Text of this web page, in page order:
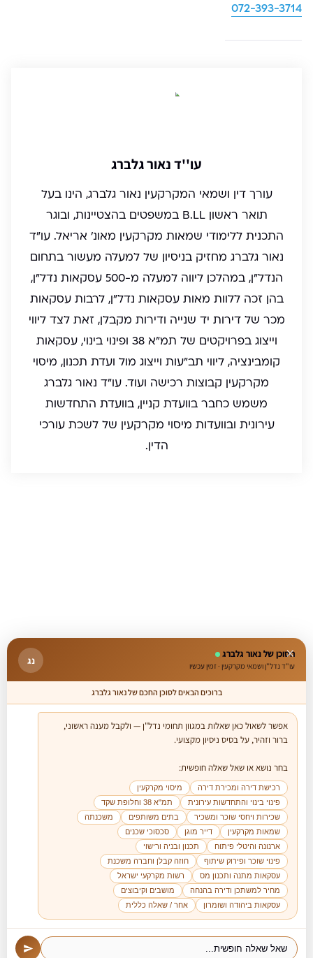
נג ×
הסוכן של נאור גלברג
עו"ד נדל"ן ושמאי מקרקעין · זמין עכשיו
ברוכים הבאים לסוכן החכם של נאור גלברג
בחר נושא או שאל שאלה חופשית:
רכישת דירה ומכירת דירה
מיסוי מקרקעין
פינוי בינוי והתחדשות עירונית
תמ"א 38 וחלופת שקד
שכירות ויחסי שוכר ומשכיר
בתים משותפים
משכנתה
שמאות מקרקעין
דייר מוגן
סכסוכי שכנים
ארנונה והיטלי פיתוח
תכנון ובניה ורישוי
פינוי שוכר ופירוק שיתוף
חוזה קבלן וחברה משכנת
עסקאות מתנה ותכנון מס
רשות מקרקעי ישראל
מחיר למשתכן ודירה בהנחה
מושבים וקיבוצים
עסקאות ביהודה ושומרון
אחר / שאלה כללית
072-393-3714
עו''ד נאור גלברג
עורך דין ושמאי המקרקעין נאור גלברג, הינו בעל
תואר ראשון B.LL במשפטים בהצטיינות, ובוגר
התכנית ללימודי שמאות מקרקעין מאונ' אריאל. עו"ד
נאור גלברג מחזיק בניסיון של למעלה מעשור בתחום
הנדל"ן, במהלכן ליווה למעלה מ-500 עסקאות נדל"ן,
בהן זכה ללוות מאות עסקאות נדל"ן, לרבות עסקאות
מכר של דירות יד שנייה ודירות מקבלן, זאת לצד ליווי
וייצוג בפרויקטים של תמ"א 38 ופינוי בינוי, עסקאות
קומבינציה, ליווי תב"עות וייצוג מול ועדת תכנון, מיסוי
מקרקעין קבוצות רכישה ועוד. עו"ד נאור גלברג
משמש כחבר בוועדת קניין, בוועדת התחדשות
עירונית ובוועדות מיסוי מקרקעין של לשכת עורכי
הדין.